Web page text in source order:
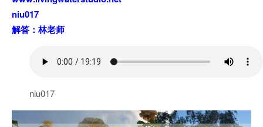
niu017
解答：林老师
niu017